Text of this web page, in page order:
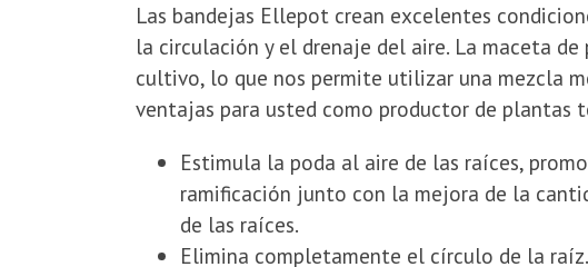
Las bandejas Ellepot crean excelentes
la circulación y el drenaje del aire. La maceta
cultivo, lo que nos permite utilizar una mezcla
ventajas para usted como productor de plantas
Estimula la poda al aire de las raíces,
ramificación junto con la mejora de la
de las raíces.
Elimina completamente el círculo de la raíz.